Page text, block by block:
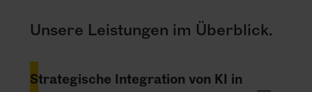
Unsere Leistungen im Überblick.
Strategische Integration von KI in